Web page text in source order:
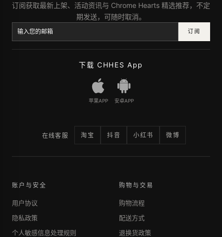
订阅获取最新上架、活动资讯与 Chrome Hearts 精选推荐，不定
期发送，可随时取消。
订阅
下载 CHHES App
苹果APP 安卓APP
在线客服 淘宝 抖音 小红书 微博
账户与安全
用户协议
隐私政策
个人敏感信息处理规则
购物与交易
购物流程
配送方式
退换货政策